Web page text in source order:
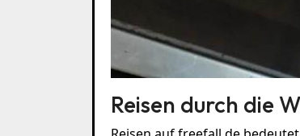
Reisen durch die